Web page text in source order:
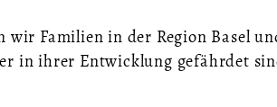
Familien in der Region Basel
in ihrer Entwicklung gefährdet